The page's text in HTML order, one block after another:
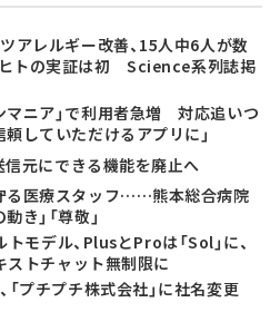
アレルギー改善、15人中6人が数
トの実証は初 Science系列誌掲
マニア」で利用者急増 対応追いつ
していただけるアプリに」
元にできる機能を廃止へ
る医療スタッフ……熊本総合病院
き」「尊敬」
モデル、PlusとProは「Sol」に、
ストチャット無制限に
「プチプチ株式会社」に社名変更